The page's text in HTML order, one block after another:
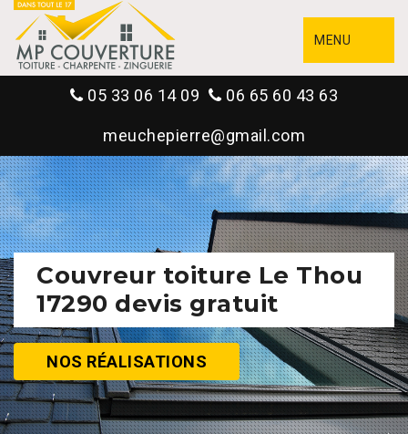
MENU
05 33 06 14 09 06 65 60 43 63
meuchepierre@gmail.com
Couvreur toiture Le Thou
17290 devis gratuit
NOS RÉALISATIONS